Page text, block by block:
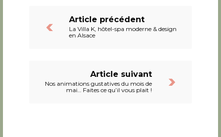
Article précédent
La Villa K, hôtel-spa moderne & design
en Alsace
Article suivant
Nos animations gustatives du mois de
mai… Faites ce qu’il vous plait !